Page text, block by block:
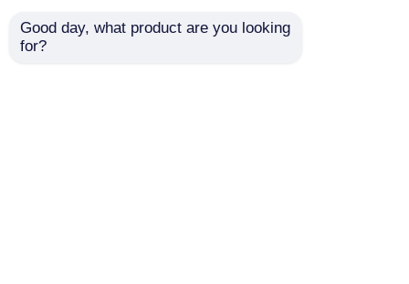
Good day, what product are you looking
for?